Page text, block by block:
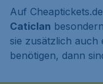
Auf
Caticlan
sie zusätzlich auch
benötigen, dann